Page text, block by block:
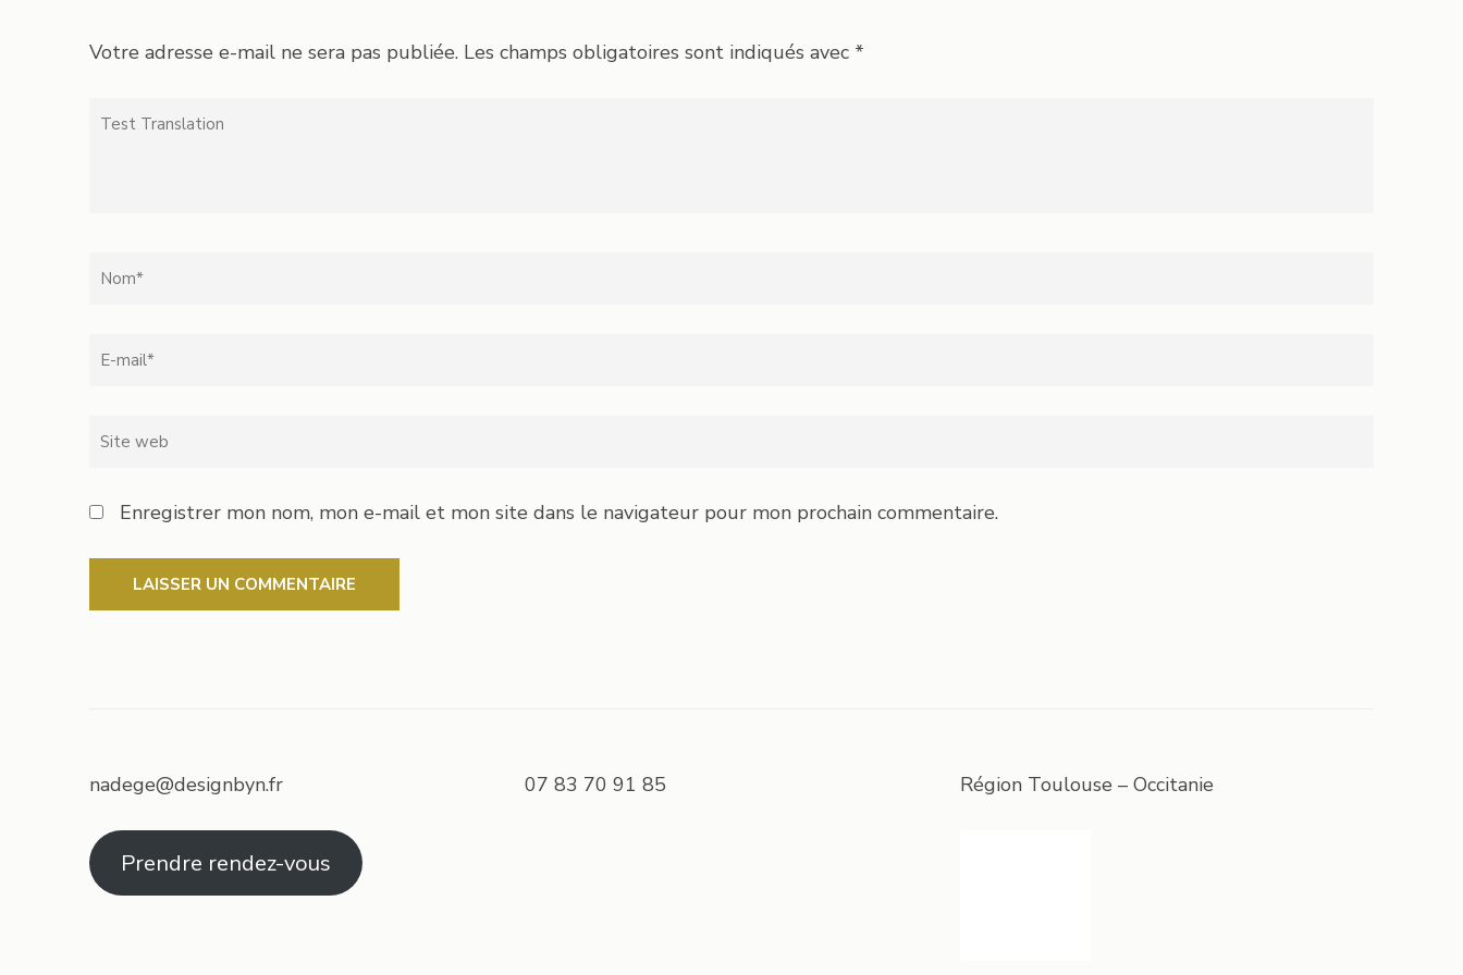
Votre adresse e-mail ne sera pas publiée. Les champs obligatoires sont indiqués avec *
Test
Nom *
Email *
Site
Enregistrer mon nom, mon e-mail et mon site dans le navigateur pour mon prochain commentaire.
nadege@designbyn.fr
Prendre rendez-vous
07 83 70 91 85 Région Toulouse – Occitanie